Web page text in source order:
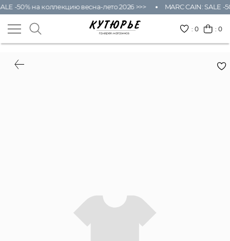
-50% на коллекцию весна-лето 2026 >>> MARC CAIN: SALE
:0 : 0